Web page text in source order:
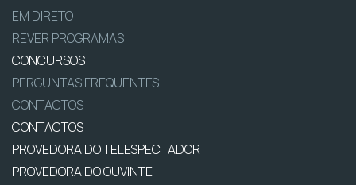
EM DIRETO
REVER PROGRAMAS
CONCURSOS
PERGUNTAS FREQUENTES
CONTACTOS
CONTACTOS
PROVEDORA DO TELESPECTADOR
PROVEDORA DO OUVINTE